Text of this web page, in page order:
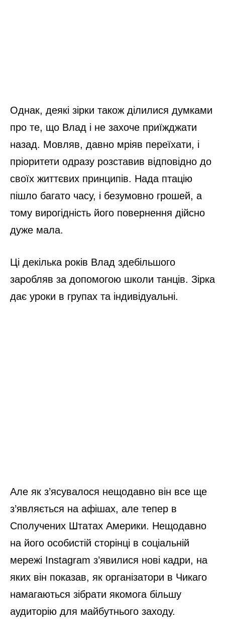
Однак, деякі зірки також ділилися думками
про те, що Влад і не захоче приїжджати
назад. Мовляв, давно мріяв переїхати, і
пріоритети одразу розставив відповідно до
своїх життєвих принципів. Нада птацію
пішло багато часу, і безумовно грошей, а
тому вирогідність його повернення дійсно
дуже мала.
Ці декілька років Влад здебільшого
заробляв за допомогою школи танців. Зірка
дає уроки в групах та індивідуальні.
Але як з’ясувалося нещодавно він все ще
з’являється на афішах, але тепер в
Сполучених Штатах Америки. Нещодавно
на його особистій сторінці в соціальній
мережі Instagram з’явилися нові кадри, на
яких він показав, як організатори в Чикаго
намагаються зібрати якомога більшу
аудиторію для майбутнього заходу.